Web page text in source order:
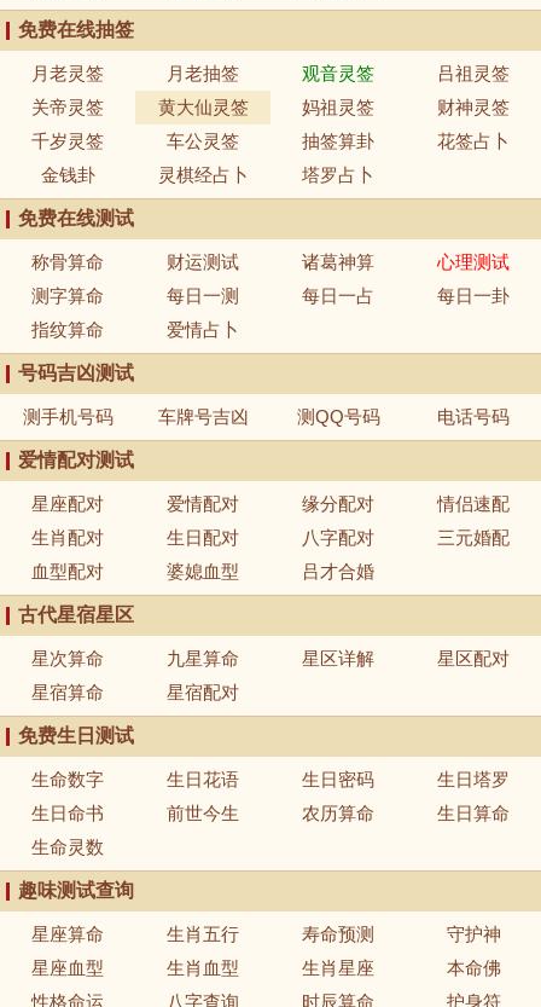
免费在线抽签
月老灵签 月老抽签 观音灵签
吕祖灵签
关帝灵签
黄大仙灵签 妈祖灵签
财神灵签
千岁灵签
车公灵签 抽签算卦
花签占卜
金钱卦
灵棋经占卜 塔罗占卜
免费在线测试
称骨算命 财运测试 诸葛神算
心理测试
测字算命
每日一测 每日一占
每日一卦
指纹算命
爱情占卜
号码吉凶测试
测手机号码 车牌号吉凶 测QQ号码 电话号码
爱情配对测试
星座配对 爱情配对 缘分配对
情侣速配
生肖配对
生日配对 八字配对
三元婚配
血型配对
婆媳血型 吕才合婚
古代星宿星区
星次算命 九星算命 星区详解
星区配对
星宿算命
星宿配对
免费生日测试
生命数字 生日花语 生日密码
生日塔罗
生日命书
前世今生 农历算命
生日算命
生命灵数
趣味测试查询
星座算命 生肖五行 寿命预测
守护神
星座血型
生肖血型 生肖星座
本命佛
性格命运
八字查询 时辰算命 护身符